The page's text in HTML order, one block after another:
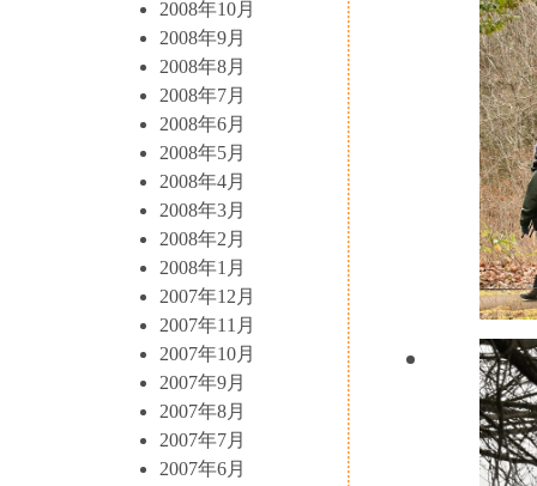
2008年10月
2008年9月
2008年8月
2008年7月
2008年6月
2008年5月
2008年4月
2008年3月
2008年2月
2008年1月
2007年12月
2007年11月
2007年10月
2007年9月
2007年8月
2007年7月
2007年6月